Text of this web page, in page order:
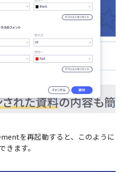
を再起動すると、このように
きます。